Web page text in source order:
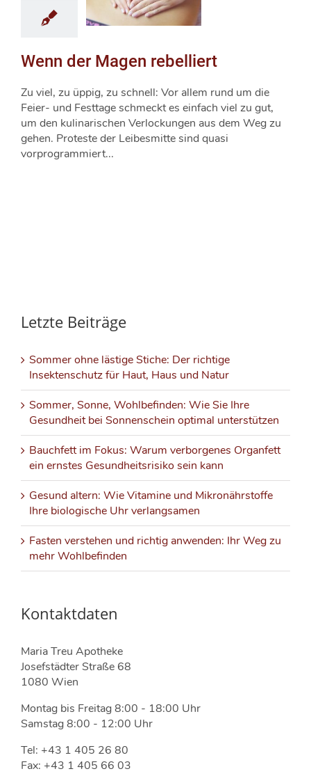
Wenn der Magen rebelliert
Zu viel, zu üppig, zu schnell: Vor allem rund um die
Feier- und Festtage schmeckt es einfach viel zu gut,
um den kulinarischen Verlockungen aus dem Weg zu
gehen. Proteste der Leibesmitte sind quasi
vorprogrammiert...
Letzte Beiträge
Sommer ohne lästige Stiche: Der richtige
Insektenschutz für Haut, Haus und Natur
Sommer, Sonne, Wohlbefinden: Wie Sie Ihre
Gesundheit bei Sonnenschein optimal unterstützen
Bauchfett im Fokus: Warum verborgenes Organfett
ein ernstes Gesundheitsrisiko sein kann
Gesund altern: Wie Vitamine und Mikronährstoffe
Ihre biologische Uhr verlangsamen
Fasten verstehen und richtig anwenden: Ihr Weg zu
mehr Wohlbefinden
Kontaktdaten
Maria Treu Apotheke
Josefstädter Straße 68
1080 Wien
Montag bis Freitag 8:00 - 18:00 Uhr
Samstag 8:00 - 12:00 Uhr
Tel: +43 1 405 26 80
Fax: +43 1 405 66 03